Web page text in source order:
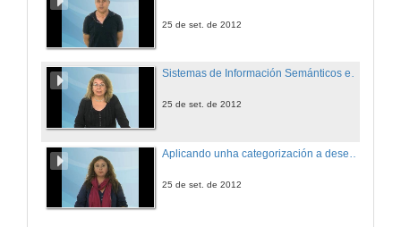
25 de set. de 2012
Sistemas de Información Semánticos en eLearning
25 de set. de 2012
25 de set. de 2012